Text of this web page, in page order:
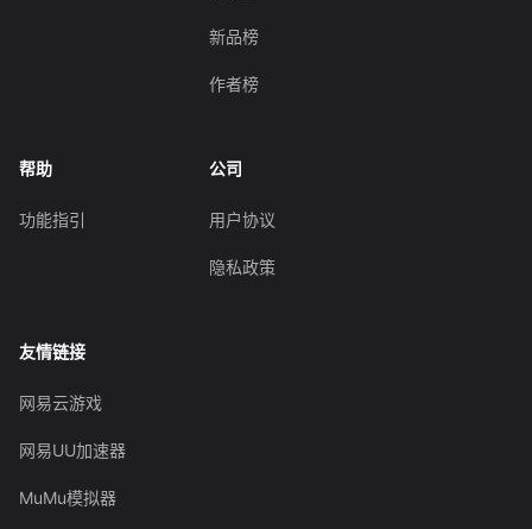
新品榜
作者榜
帮助
功能指引
公司
用户协议
隐私政策
友情链接
网易云游戏
网易UU加速器
MuMu模拟器